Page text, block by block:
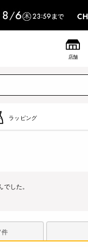
店舗
ラッピング
した。